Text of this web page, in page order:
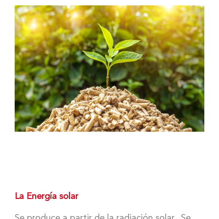
La Energía solar